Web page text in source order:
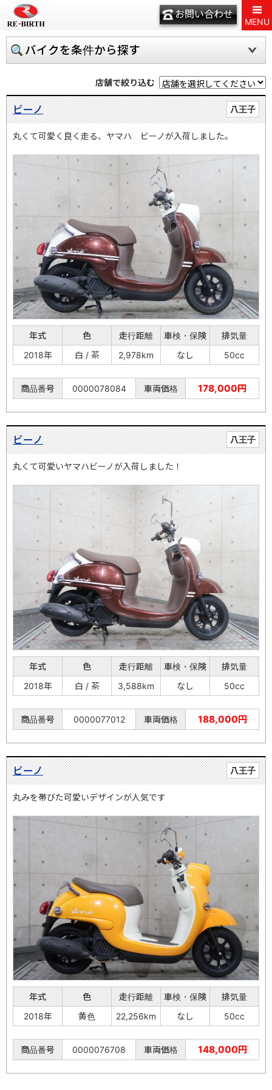
お問い合わせ
MENU
バイクを条件から探す
店舗で絞り込む
八王子
ビーノ
丸くて可愛く良く走る、ヤマハ ビーノが入荷しました。
年式 色 走行距離 車検・保険
排気量
2018年
白 / 茶 2,978km なし 50cc
商品番号 0000078084 車両価格 178,000円
八王子
ビーノ
丸くて可愛いヤマハビーノが入荷しました！
年式 色 走行距離 車検・保険
排気量
2018年
白 / 茶 3,588km なし 50cc
商品番号 0000077012 車両価格 188,000円
八王子
ビーノ
丸みを帯びた可愛いデザインが人気です
年式 色 走行距離 車検・保険
排気量
2018年
黄色 22,256km なし 50cc
商品番号 0000076708 車両価格 148,000円